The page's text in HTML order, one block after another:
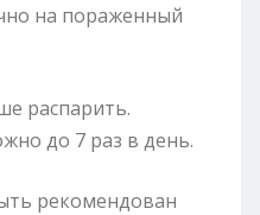
на пораженный
распарить.
до 7 раз в день.
рекомендован